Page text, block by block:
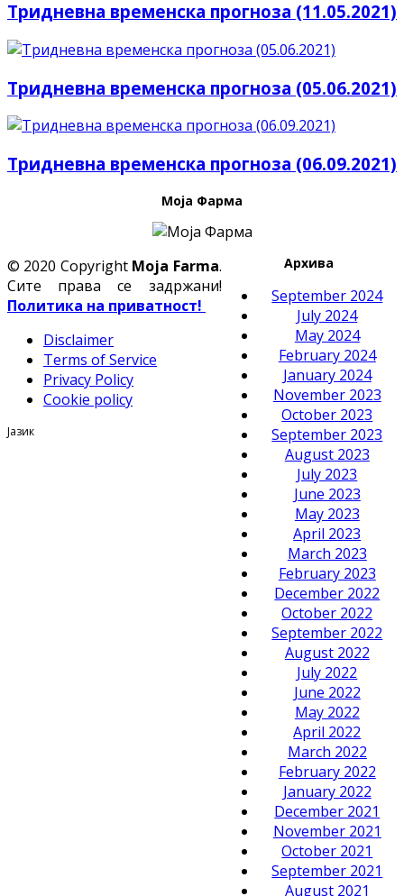
Тридневна временска прогноза (11.05.2021)
Тридневна временска прогноза (05.06.2021)
Тридневна временска прогноза (06.09.2021)
Моја Фарма
Архива
September 2024
July 2024
May 2024
February 2024
January 2024
November 2023
October 2023
September 2023
August 2023
July 2023
June 2023
May 2023
April 2023
March 2023
February 2023
December 2022
October 2022
September 2022
August 2022
July 2022
June 2022
May 2022
April 2022
March 2022
February 2022
January 2022
December 2021
November 2021
October 2021
September 2021
August 2021
© 2020 Copyright Moja Farma.
Сите права се задржани!
Политика на приватност!
Disclaimer
Terms of Service
Privacy Policy
Cookie policy
Јазик